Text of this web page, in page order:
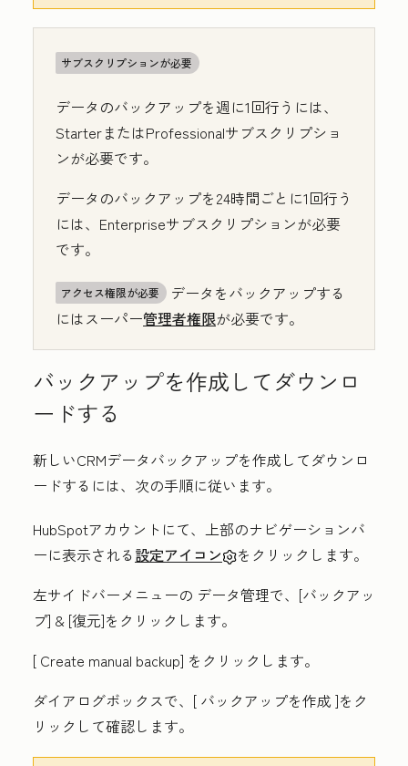
サブスクリプションが必要
データのバックアップを週に1回行うには、
StarterまたはProfessionalサブスクリプショ
ンが必要です。
データのバックアップを24時間ごとに1回行う
には、Enterpriseサブスクリプションが必要
です。
アクセス権限が必要
データをバックアップする
にはスーパー管理者権限が必要です。
バックアップを作成してダウンロ
ードする
新しいCRMデータバックアップを作成してダウンロ
ードするには、次の手順に従います。
HubSpotアカウントにて、上部のナビゲーションバ
ーに表示される設定アイコン
をクリックします。
左サイドバーメニューの データ管理で、[バックアッ
プ] & [復元]をクリックします。
[ Create manual backup] をクリックします。
ダイアログボックスで、[ バックアップを作成 ]をク
リックして確認します。